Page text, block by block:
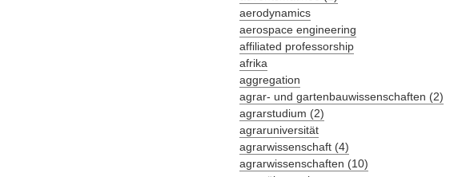
aerodynamics
aerospace engineering
affiliated professorship
afrika
aggregation
agrar- und gartenbauwissenschaften (2)
agrarstudium (2)
agraruniversität
agrarwissenschaft (4)
agrarwissenschaften (10)